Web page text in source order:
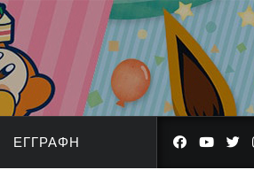
ΕΓΓΡΑΦΉ